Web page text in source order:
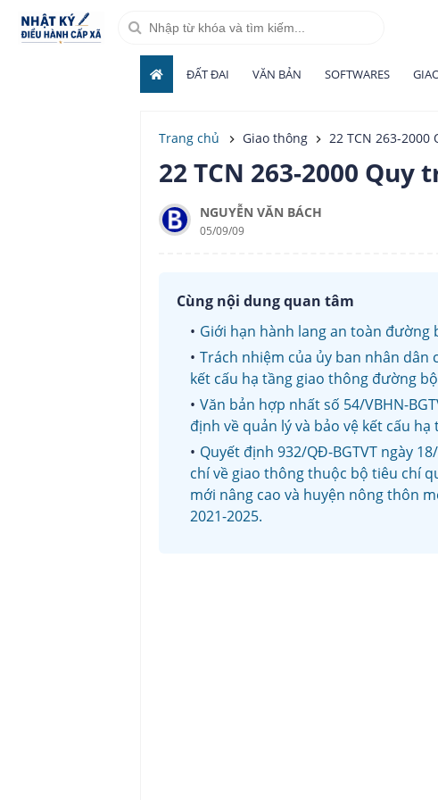
ĐẤT ĐAI VĂN BẢN SOFTWARES
Trang chủ Giao thông 22 TCN 263-
22 TCN 263-2000
NGUYỄN VĂN BÁCH
05/09/09
Cùng nội dung quan tâm
Giới hạn hành lang an toàn đường
Trách nhiệm của ủy ban nhân dân
kết cấu hạ tầng giao thông đường bộ
Văn bản hợp nhất số 54/VBHN-
định về quản lý và bảo vệ kết cấu
Quyết định 932/QĐ-BGTVT ngày
chí về giao thông thuộc bộ tiêu chí
mới nâng cao và huyện nông thôn
2021-2025.